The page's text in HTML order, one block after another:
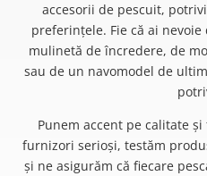
accesorii de pescuit,
preferințele. Fie că ai
mulinetă de încredere, de
sau de un navomodel de
Punem accent pe calitate
furnizori serioși, testăm
și ne asigurăm că fiecare